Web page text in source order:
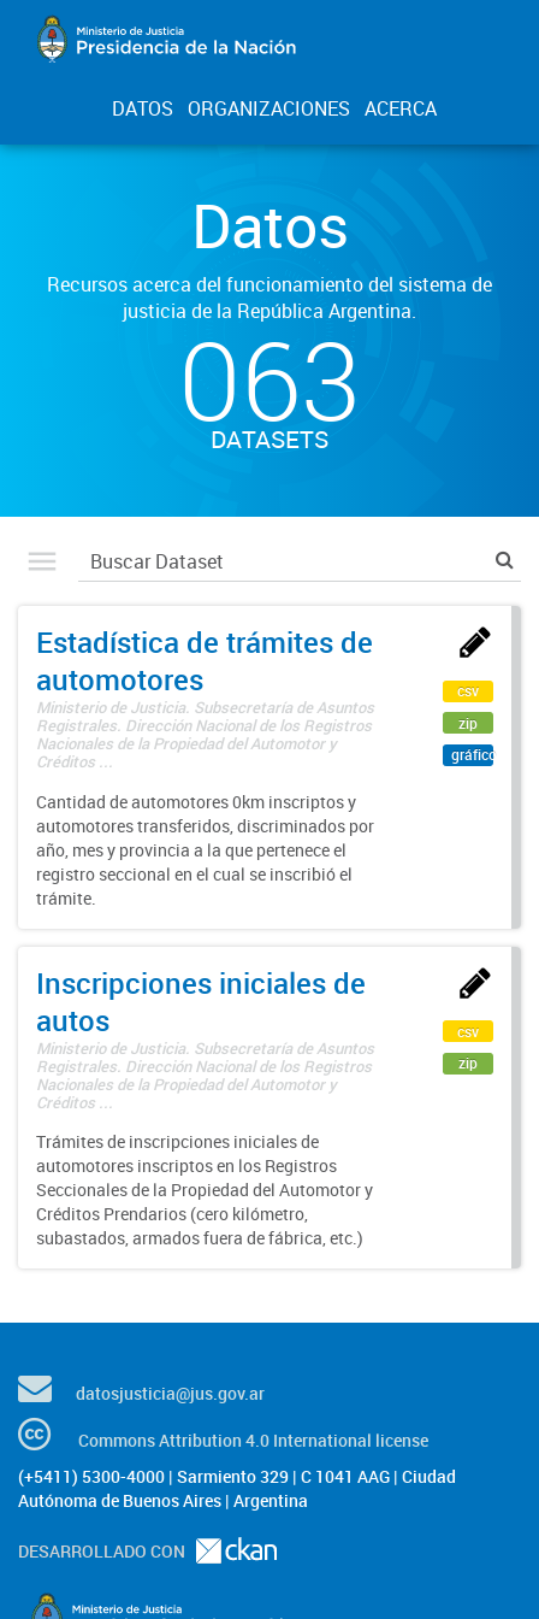
DATOS ORGANIZACIONES ACERCA
Datos
Recursos acerca del funcionamiento del sistema de
justicia de la República Argentina.
063
DATASETS
Estadística de trámites de
automotores
Ministerio de Justicia. Subsecretaría de Asuntos
Registrales. Dirección Nacional de los Registros
Nacionales de la Propiedad del Automotor y
Créditos ...
Cantidad de automotores 0km inscriptos y
automotores transferidos, discriminados por
año, mes y provincia a la que pertenece el
registro seccional en el cual se inscribió el
trámite.
csv
zip
gráfico
Inscripciones iniciales de
autos
Ministerio de Justicia. Subsecretaría de Asuntos
Registrales. Dirección Nacional de los Registros
Nacionales de la Propiedad del Automotor y
Créditos ...
Trámites de inscripciones iniciales de
automotores inscriptos en los Registros
Seccionales de la Propiedad del Automotor y
Créditos Prendarios (cero kilómetro,
subastados, armados fuera de fábrica, etc.)
csv
zip
datosjusticia@jus.gov.ar
Commons Attribution 4.0 International license
(+5411) 5300-4000 | Sarmiento 329 | C 1041 AAG | Ciudad
Autónoma de Buenos Aires | Argentina
DESARROLLADO CON